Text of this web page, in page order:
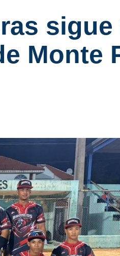
Monte